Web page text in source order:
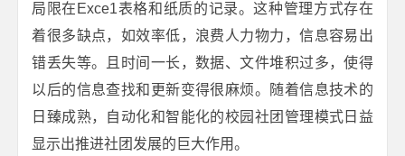
局限在Exce1表格和纸质的记录。这种管理方式存在
着很多缺点，如效率低，浪费人力物力，信息容易出
错丢失等。且时间一长，数据、文件堆积过多，使得
以后的信息查找和更新变得很麻烦。随着信息技术的
日臻成熟，自动化和智能化的校园社团管理模式日益
显示出推进社团发展的巨大作用。